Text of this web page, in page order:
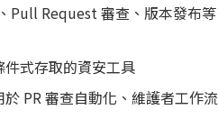
Pull Request 審查、版本發布等
件式存取的資安工具
PR 審查自動化、維護者工作流